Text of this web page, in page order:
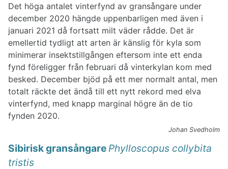
Det höga antalet vinterfynd av gransångare under
december 2020 hängde uppenbarligen med även i
januari 2021 då fortsatt milt väder rådde. Det är
emellertid tydligt att arten är känslig för kyla som
minimerar insektstillgången eftersom inte ett enda
fynd föreligger från februari då vinterkylan kom med
besked. December bjöd på ett mer normalt antal, men
totalt räckte det ändå till ett nytt rekord med elva
vinterfynd, med knapp marginal högre än de tio
fynden 2020.
Johan Svedholm
Sibirisk gransångare Phylloscopus collybita
tristis